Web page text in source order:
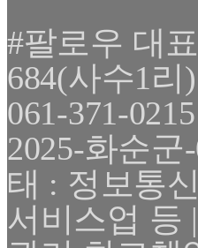
#팔로우 대
684(사수1리
061-371-
2025-화순군
태 : 정보통
서비스업 등